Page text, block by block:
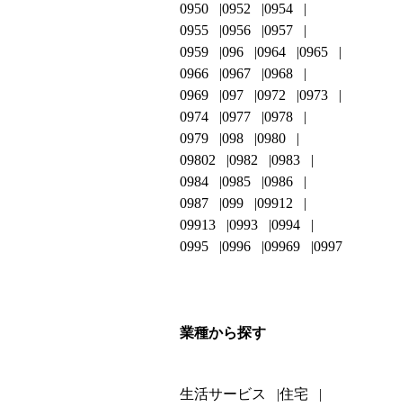
0950
0952
0954
0955
0956
0957
0959
096 0964
0965
0966
0967
0968
0969
097 0972
0973
0974
0977
0978
0979
098
0980
09802
0982
0983
0984
0985
0986
0987
099
09912
09913
0993
0994
0995
0996 09969 0997
業種から探す
生活サービス 住宅